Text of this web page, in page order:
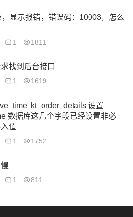
显示报错，错误码：10003，怎么
1 1811
找到后台接口
1 1619
lkt_order_details 设置
数据库这几个字段已经设置非必
值
1 1752
1 811